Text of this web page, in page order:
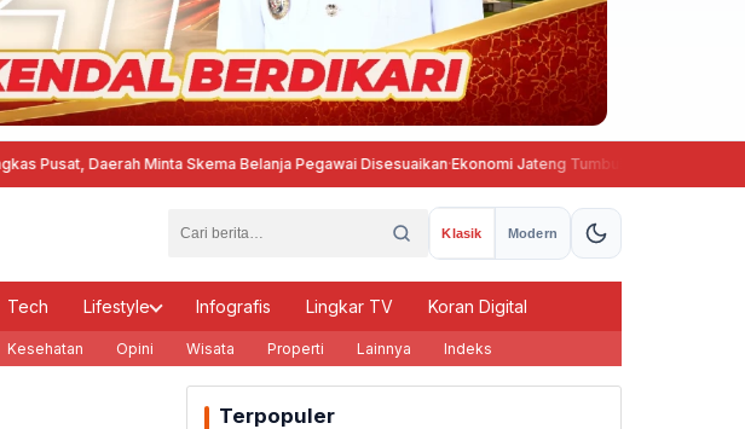
Daerah Minta Skema Belanja Pegawai Disesuaikan·Ekonomi Jateng Tumbuh di Atas Nasional,
Klasik Modern
Tech Lifestyle Infografis Lingkar TV Koran Digital
Kesehatan Opini Wisata Properti Lainnya Indeks
Terpopuler